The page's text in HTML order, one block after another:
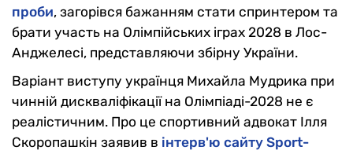
проби, загорівся бажанням стати спринтером та
брати участь на Олімпійських іграх 2028 в Лос-
Анджелесі, представляючи збірну України.
Варіант виступу українця Михайла Мудрика при
чинній дискваліфікації на Олімпіаді-2028 не є
реалістичним. Про це спортивний адвокат Ілля
Скоропашкін заявив в інтерв'ю сайту Sport-